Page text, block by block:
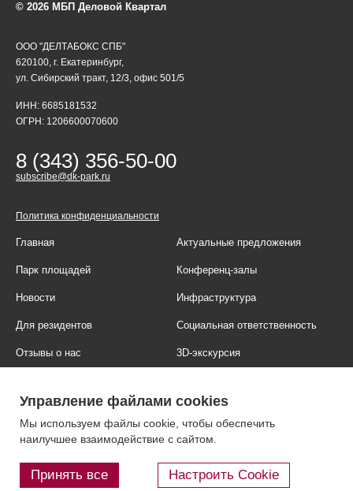
© 2026 МБП Деловой Квартал
ООО "ДЕЛТАБОКС СПБ"
620100, г. Екатеринбург,
ул. Сибирский тракт, 12/3, офис 501/5
ИНН: 6685181532
ОГРН: 1206600070600
8 (343) 356-50-00
subscribe@dk-park.ru
Политика конфиденциальности
Главная Актуальные предложения
Парк площадей Конференц-залы
Новости Инфраструктура
Для резидентов Социальная ответственность
Отзывы о нас 3D-экскурсия
Контакты Блог
Управление файлами cookies
Мы используем файлы cookie, чтобы обеспечить
наилучшее взаимодействие с сайтом.
Принять все Настроить Cookie